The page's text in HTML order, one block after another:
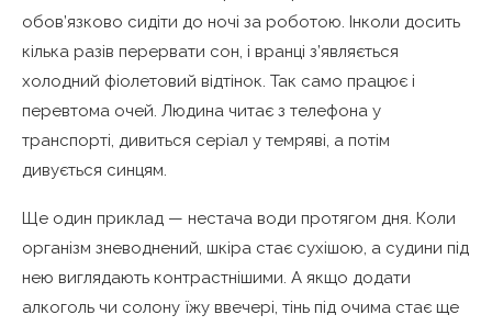
обов’язково сидіти до ночі за роботою. Інколи досить
кілька разів перервати сон, і вранці з’являється
холодний фіолетовий відтінок. Так само працює і
перевтома очей. Людина читає з телефона у
транспорті, дивиться серіал у темряві, а потім
дивується синцям.
Ще один приклад — нестача води протягом дня. Коли
організм зневоднений, шкіра стає сухішою, а судини під
нею виглядають контрастнішими. А якщо додати
алкоголь чи солону їжу ввечері, тінь під очима стає ще